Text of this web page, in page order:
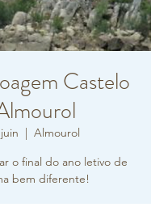
Castelo
  |
Almourol
o final do ano letivo de
bem diferente!